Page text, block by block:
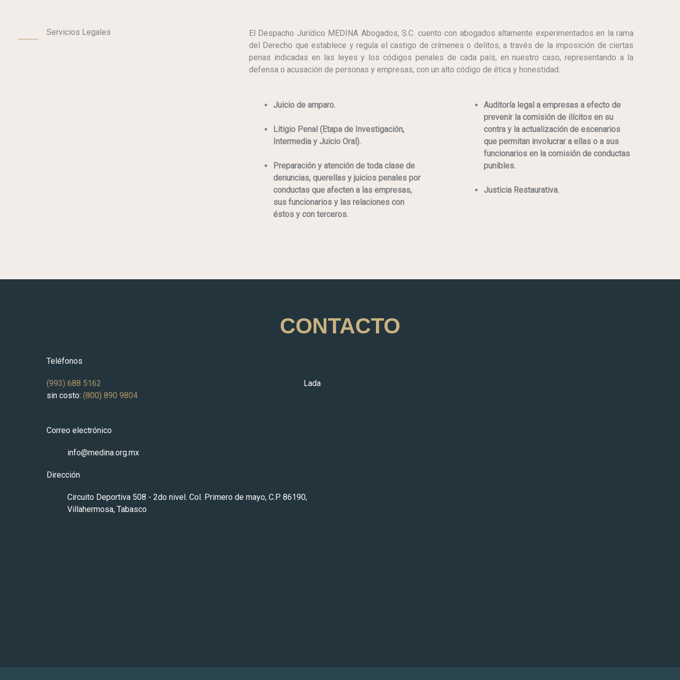
Servicios Legales
El Despacho Jurídico MEDINA Abogados, S.C. cuento con abogados altamente experimentados en la rama
del Derecho que establece y regula el castigo de crímenes o delitos, a través de la imposición de ciertas
penas indicadas en las leyes y los códigos penales de cada país, en nuestro caso, representando a la
defensa o acusación de personas y empresas, con un alto código de ética y honestidad.
Juicio de amparo.
Litigio Penal (Etapa de Investigación,
Intermedia y Juicio Oral).
Preparación y atención de toda clase de
denuncias, querellas y juicios penales por
conductas que afecten a las empresas,
sus funcionarios y las relaciones con
éstos y con terceros.
Auditoría legal a empresas a efecto de
prevenir la comisión de ilícitos en su
contra y la actualización de escenarios
que permitan involucrar a ellas o a sus
funcionarios en la comisión de conductas
punibles.
Justicia Restaurativa.
CONTACTO
Teléfonos
(993) 688 5162
Lada
sin costo: (800) 890 9804
Correo electrónico
info@medina.org.mx
Dirección
Circuito Deportiva 508 - 2do nivel. Col. Primero de mayo, C.P. 86190,
Villahermosa, Tabasco